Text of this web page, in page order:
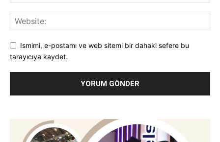
Ismimi, e-postamı ve web sitemi bir dahaki sefere bu
tarayıcıya kaydet.